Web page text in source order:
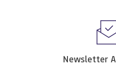
Newsletter